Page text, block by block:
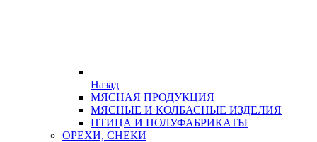
Назад
МЯСНАЯ ПРОДУКЦИЯ
МЯСНЫЕ И КОЛБАСНЫЕ ИЗДЕЛИЯ
ПТИЦА И ПОЛУФАБРИКАТЫ
ОРЕХИ, СНЕКИ